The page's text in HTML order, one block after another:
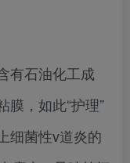
有石油化工成
膜，如此“护理”
细菌性v道炎的